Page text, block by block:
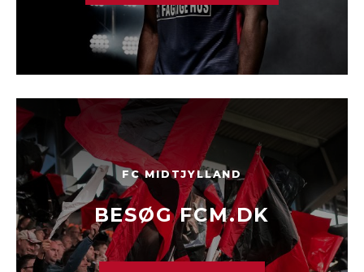
FC MIDTJYLLAND
BESØG FCM.DK